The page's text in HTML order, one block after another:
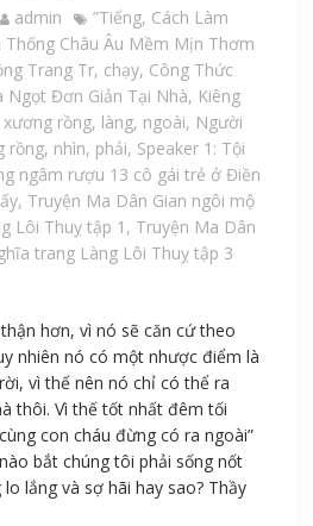
admin ”Tiếng, Cách Làm
Thống Châu Âu Mềm Mịn Thơm
Trang Tr, chạy, Công Thức
Ngọt Đơn Giản Tại Nhà, Kiêng
rồng, làng, ngoài, Người
rồng, nhìn, phải, Speaker 1: Tội
ngâm rượu 13 cô gái trẻ ở Điền
, Truyện Ma Dân Gian ngôi mộ
Lôi Thuỵ tập 1 , Truyện Ma Dân
trang Làng Lôi Thuỵ tập 3
hơn, vì nó sẽ căn cứ theo
nhiên nó có một nhược điểm là
vì thế nên nó chỉ có thể ra
thôi. Vì thế tốt nhất đêm tối
con cháu đừng có ra ngoài”
bắt chúng tôi phải sống nốt
lắng và sợ hãi hay sao? Thầy